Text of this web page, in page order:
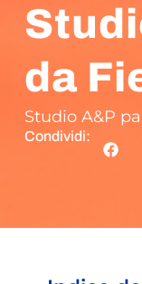
da
Studio A&P
Condividi: